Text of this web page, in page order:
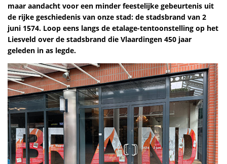
maar aandacht voor een minder feestelijke gebeurtenis uit
de rijke geschiedenis van onze stad: de stadsbrand van 2
juni 1574. Loop eens langs de etalage-tentoonstelling op het
Liesveld over de stadsbrand die Vlaardingen 450 jaar
geleden in as legde.